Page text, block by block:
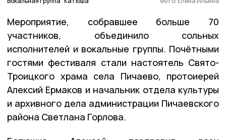
Мероприятие, собравшее больше 70
участников, объединило сольных
исполнителей и вокальные группы. Почётными
гостями фестиваля стали настоятель Свято-
Троицкого храма села Пичаево, протоиерей
Алексий Ермаков и начальник отдела культуры
и архивного дела администрации Пичаевского
района Светлана Горлова.